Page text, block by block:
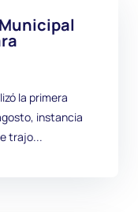
la primera
instancia
trajo...